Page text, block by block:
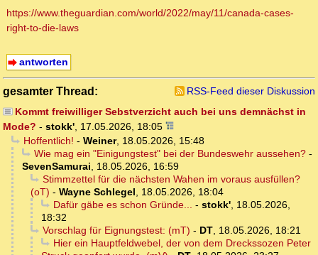
https://www.theguardian.com/world/2022/may/11/canada-cases-
right-to-die-laws
antworten
gesamter Thread:
RSS-Feed dieser Diskussion
Kommt freiwilliger Sebstverzicht auch bei uns demnächst in
Mode? - stokk', 17.05.2026, 18:05
Hoffentlich! - Weiner, 18.05.2026, 15:48
Wie mag ein "Einigungstest" bei der Bundeswehr aussehen?-
SevenSamurai, 18.05.2026, 16:59
Stimmzettel für die nächsten Wahen im voraus ausfüllen?
(oT) - Wayne Schlegel, 18.05.2026, 18:04
Dafür gäbe es schon Gründe... - stokk', 18.05.2026,
18:32
Vorschlag für Eignungstest: (mT) - DT, 18.05.2026, 18:21
Hier ein Hauptfeldwebel, der von dem Dreckssozen Peter